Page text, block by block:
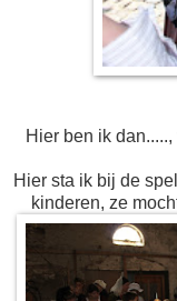
Hier ben ik
Hier sta ik bij de
kinderen, ze